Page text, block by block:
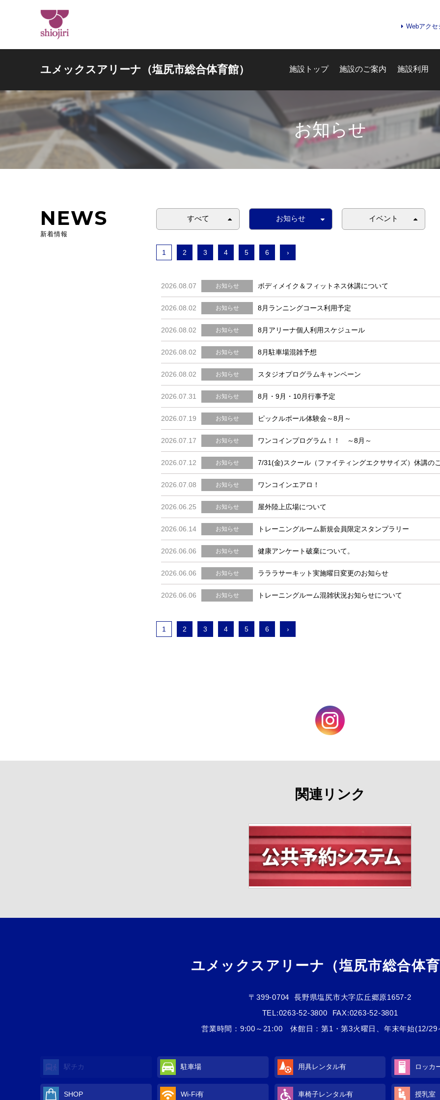
Webアク
ユメックスアリーナ（塩尻市総合体育館） 施設トップ 施設のご案内 施設利用
お知らせ
NEWS
新着情報
すべて お知らせ イベント
1 2 3 4 5 6 ›
2026.08.07 お知らせ ボディメイク＆フィットネス休講について
2026.08.02 お知らせ 8月ランニングコース利用予定
2026.08.02 お知らせ 8月アリーナ個人利用スケジュール
2026.08.02 お知らせ 8月駐車場混雑予想
2026.08.02 お知らせ スタジオプログラムキャンペーン
2026.07.31 お知らせ 8月・9月・10月行事予定
2026.07.19 お知らせ ピックルボール体験会～8月～
2026.07.17 お知らせ ワンコインプログラム！！ ～8月～
2026.07.12 お知らせ 7/31(金)スクール（ファイティングエクササイズ）休講の
2026.07.08 お知らせ ワンコインエアロ！
2026.06.25 お知らせ 屋外陸上広場について
2026.06.14 お知らせ トレーニングルーム新規会員限定スタンプラリー
2026.06.06 お知らせ 健康アンケート破棄について。
2026.06.06 お知らせ ラララサーキット実施曜日変更のお知らせ
2026.06.06 お知らせ トレーニングルーム混雑状況お知らせについて
1 2 3 4 5 6 ›
関連リンク
ユメックスアリーナ（塩尻市総合体
〒399-0704
長野県塩尻市大字広丘郷原1657-2
TEL:0263-52-3800
FAX:0263-52-3801
営業時間：9:00～21:00 休館日：第1・第3火曜日、年末年始(12/29
駅チカ 駐車場 用具レンタル有 ロッカ
SHOP Wi-Fi有 車椅子レンタル有 授乳室